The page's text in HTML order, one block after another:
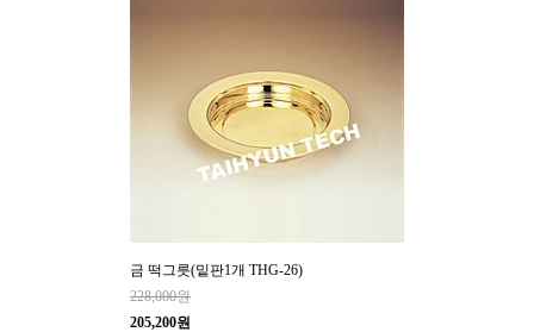
금 떡그릇(밑판1개 THG-26)
228,000원
205,200원